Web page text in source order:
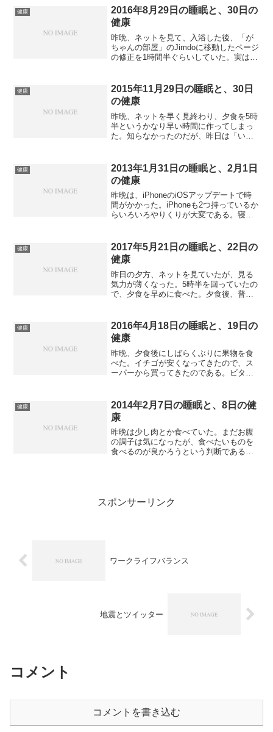
健康
2016年8月29日の睡眠と、30日の
健康
昨晩、ネットを見て、入浴した後、「が
ちゃんの部屋」のJimdoに移動したページ
の修正を1時間半ぐらいしていた。実は、
にまとめた記事を、バラバラに解体して
いたのであ...
健康
2015年11月29日の睡眠と、30日
の健康
昨晩、ネットを早く見終わり、夕食を5時
半というかなり早い時間に作ってしまっ
た。知らなかったのだが、昨日は「いい
関係なく、牛肉食べたいなと思い、焼肉
用の肉を買っていたので...
健康
2013年1月31日の睡眠と、2月1日
の健康
昨晩は、iPhoneのiOSアップデートで時
間がかかった。iPhoneも2つ持っているか
らいろいろやりくりが大変である。寝た
い。あっという間に起床時間。気分はよ
くな...
健康
2017年5月21日の睡眠と、22日の
健康
昨日の夕方、ネットを見ていたが、見る
気力が薄くなった。5時半を回っていたの
で、夕食を早めに食べた。夕食後、普段
でベッドでうとうと寝ていた。それでも8
時45分に起きて入浴...
健康
2016年4月18日の睡眠と、19日の
健康
昨晩、夕食後にしばらくぶりに果物を食
べた。イチゴが安くなってきたので、ス
ーパーから買ってきたのである。ビタミ
睡だったが、深夜3時にトイレで起きた。
一度起きると、眠りが...
健康
2014年2月7日の睡眠と、8日の健
康
昨晩は少し肉とか食べていた。まだお腹
の調子は気になったが、食べたいものを
食べるのが良かろうという判断である。
スポンサーリンク
ワークライフバランス
地震とツイッター
コメント
コメントを書き込む